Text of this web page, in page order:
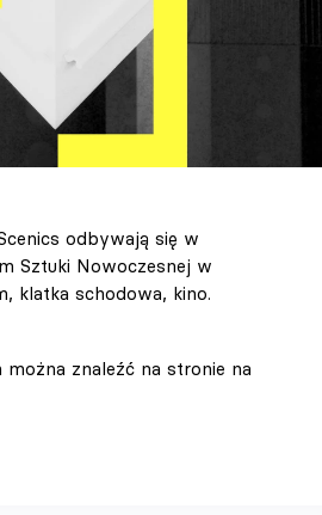
odbywają się w
Sztuki Nowoczesnej w
klatka schodowa, kino.
można znaleźć na stronie na